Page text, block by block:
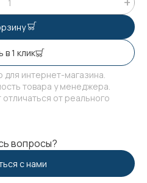
в 1 клик
для интернет-магазина.
товара у менеджера.
от реального
вопросы?
с нами